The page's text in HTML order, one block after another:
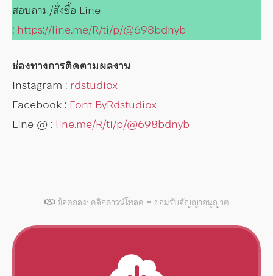
สอบถาม/สั่งซื้อ Line
: https://line.me/R/ti/p/@698bdnyb
ช่องทางการติดตามผลงาน
Instagram : rdstudiox
Facebook : Font ByRdstudiox
Line @ : line.me/R/ti/p/@698bdnyb
ข้อตกลง: คลิกดาวน์โหลด = ยอมรับสัญญาอนุญาต